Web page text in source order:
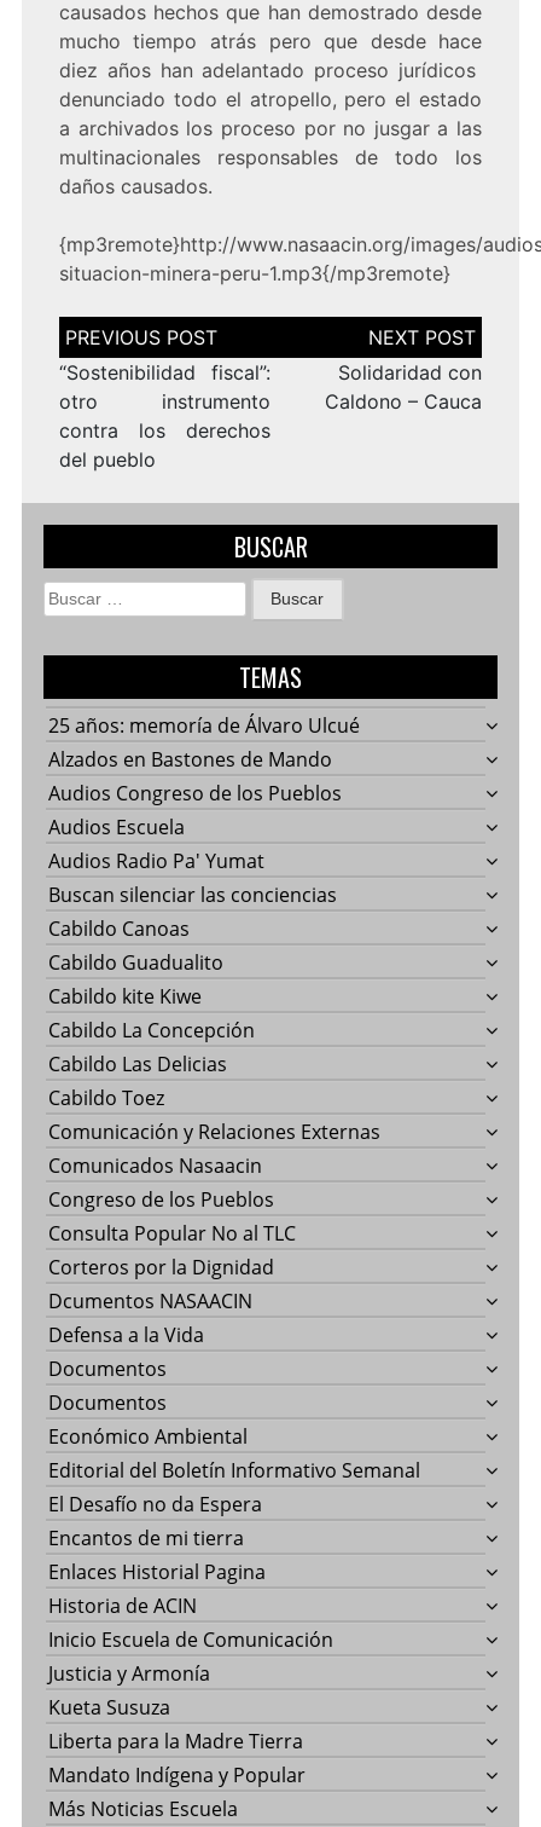
causados hechos que han demostrado desde
mucho tiempo atrás pero que desde hace
diez años han adelantado proceso jurídicos
denunciado todo el atropello, pero el estado
a archivados los proceso por no jusgar a las
multinacionales responsables de todo los
daños causados.
{mp3remote}http://www.nasaacin.org/images/
situacion-minera-peru-1.mp3{/mp3remote}
Navegación
de
entradas
“Sostenibilidad fiscal”:
otro instrumento
contra los derechos
del pueblo
Solidaridad con
Caldono – Cauca
BUSCAR
Buscar:
TEMAS
25 años: memoría de Álvaro Ulcué
Alzados en Bastones de Mando
Audios Congreso de los Pueblos
Audios Escuela
Audios Radio Pa' Yumat
Buscan silenciar las conciencias
Cabildo Canoas
Cabildo Guadualito
Cabildo kite Kiwe
Cabildo La Concepción
Cabildo Las Delicias
Cabildo Toez
Comunicación y Relaciones Externas
Comunicados Nasaacin
Congreso de los Pueblos
Consulta Popular No al TLC
Corteros por la Dignidad
Dcumentos NASAACIN
Defensa a la Vida
Documentos
Documentos
Económico Ambiental
Editorial del Boletín Informativo Semanal
El Desafío no da Espera
Encantos de mi tierra
Enlaces Historial Pagina
Historia de ACIN
Inicio Escuela de Comunicación
Justicia y Armonía
Kueta Susuza
Liberta para la Madre Tierra
Mandato Indígena y Popular
Más Noticias Escuela